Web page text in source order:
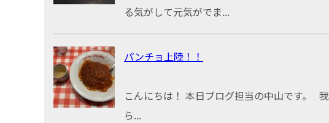
る気がして元気がでま...
パンチョ上陸！！
こんにちは！ 本日ブログ担当の中山です。 我
ら...